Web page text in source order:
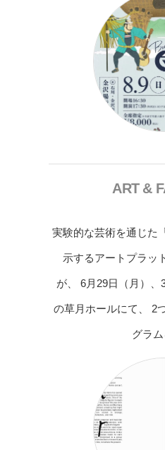
ART &
実験的な芸術を通じた
示するアートプラッ
が、 6月29日（月）
の草月ホールにて、 2
グラ